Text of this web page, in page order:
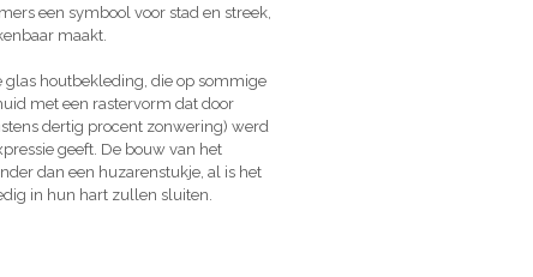
een symbool voor stad en streek,
maakt.
houtbekleding, die op sommige
met een rastervorm dat door
dertig procent zonwering) werd
geeft. De bouw van het
dan een huzarenstukje, al is het
in hun hart zullen sluiten.